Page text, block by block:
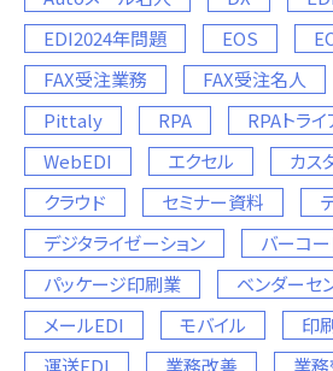
EDI2024年問題
EOS
FAX受注業務
FAX受注名人
Pittaly
RPA RPAトライ
WebEDI
エクセル
カス
クラウド
セミナー資料
デジタライゼーション
バーコ
パッケージ印刷業
ベンダーセ
メールEDI
モバイル
印
運送EDI
業務改善 業